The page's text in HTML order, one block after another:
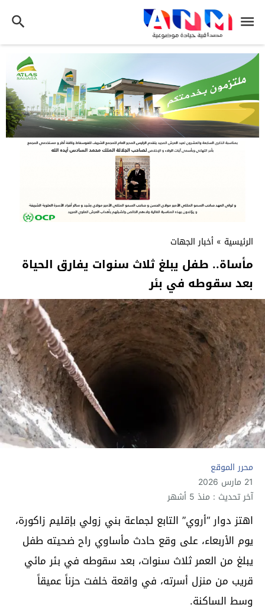
الرئيسية » أخبار الجهات
مأساة.. طفل يبلغ ثلاث سنوات يفارق الحياة
بعد سقوطه في بئر
محرر الموقع
21 مارس 2026
آخر تحديث : منذ 5 أشهر
اهتز دوار “أروي” التابع لجماعة بني زولي بإقليم زاكورة،
يوم الأربعاء، على وقع حادث مأساوي راح ضحيته طفل
يبلغ من العمر ثلاث سنوات، بعد سقوطه في بئر مائي
قريب من منزل أسرته، في واقعة خلفت حزناً عميقاً
وسط الساكنة.